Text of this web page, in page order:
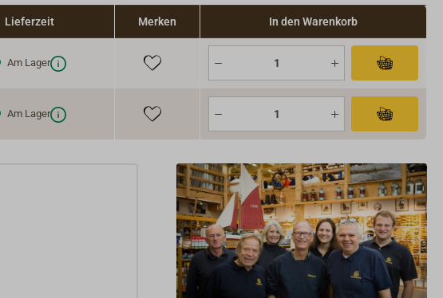
Lieferzeit Merken In den Warenkorb
Am Lager
Am Lager